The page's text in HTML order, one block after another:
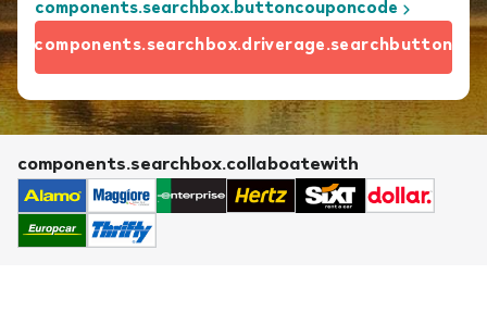
components.searchbox.buttoncouponcode
components.searchbox.driverage.searchbutton
components.searchbox.collaboatewith